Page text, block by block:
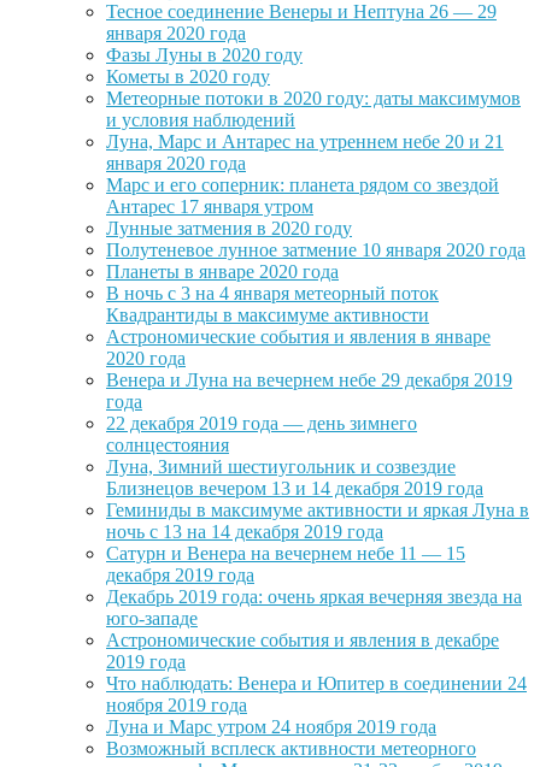
Тесное соединение Венеры и Нептуна 26 — 29
января 2020 года
Фазы Луны в 2020 году
Кометы в 2020 году
Метеорные потоки в 2020 году: даты максимумов
и условия наблюдений
Луна, Марс и Антарес на утреннем небе 20 и 21
января 2020 года
Марс и его соперник: планета рядом со звездой
Антарес 17 января утром
Лунные затмения в 2020 году
Полутеневое лунное затмение 10 января 2020 года
Планеты в январе 2020 года
В ночь с 3 на 4 января метеорный поток
Квадрантиды в максимуме активности
Астрономические события и явления в январе
2020 года
Венера и Луна на вечернем небе 29 декабря 2019
года
22 декабря 2019 года — день зимнего
солнцестояния
Луна, Зимний шестиугольник и созвездие
Близнецов вечером 13 и 14 декабря 2019 года
Геминиды в максимуме активности и яркая Луна в
ночь с 13 на 14 декабря 2019 года
Сатурн и Венера на вечернем небе 11 — 15
декабря 2019 года
Декабрь 2019 года: очень яркая вечерняя звезда на
юго-западе
Астрономические события и явления в декабре
2019 года
Что наблюдать: Венера и Юпитер в соединении 24
ноября 2019 года
Луна и Марс утром 24 ноября 2019 года
Возможный всплеск активности метеорного